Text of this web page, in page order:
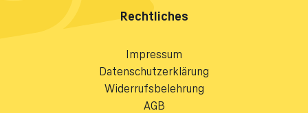
Rechtliches
Impressum
Datenschutzerklärung
Widerrufsbelehrung
AGB